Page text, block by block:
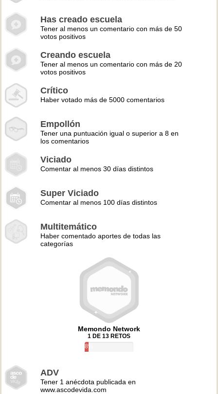
Has creado escuela
Tener al menos un comentario con más de 50
votos positivos
Creando escuela
Tener al menos un comentario con más de 20
votos positivos
Crítico
Haber votado más de 5000 comentarios
Empollón
Tener una puntuación igual o superior a 8 en
los comentarios
Viciado
Comentar al menos 30 días distintos
Super Viciado
Comentar al menos 100 días distintos
Multitemático
Haber comentado aportes de todas las
categorías
Memondo Network
1 DE 13 RETOS
8%
ADV
Tener 1 anécdota publicada en
www.ascodevida.com